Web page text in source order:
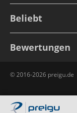
Beliebt
Bewertungen
© 2016-2026 preigu.de